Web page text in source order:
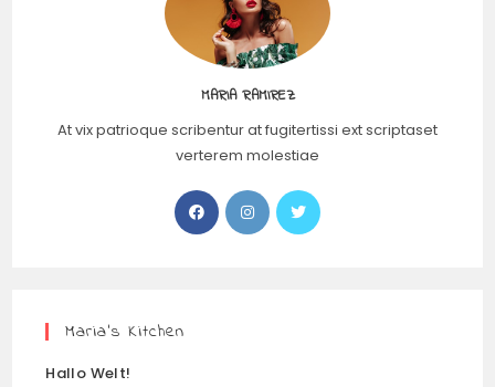
MARIA RAMIREZ
At vix patrioque scribentur at fugitertissi ext scriptaset
verterem molestiae
Maria’s Kitchen
Hallo Welt!